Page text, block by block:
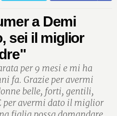
a Demi
sei il miglior
per 9 mesi e mi ha
fa. Grazie per avermi
belle, forti, gentili,
per avermi dato il miglior